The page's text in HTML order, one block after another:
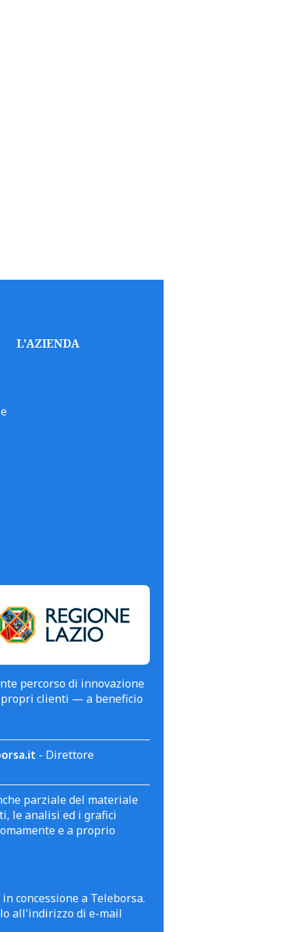
L'AZIENDA
percorso di innovazione
propri clienti — a beneficio
- Direttore
parziale del materiale
le analisi ed i grafici
e a proprio
concessione a Teleborsa.
all'indirizzo di e-mail